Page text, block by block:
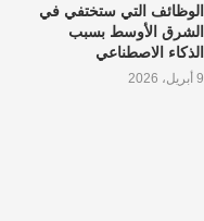
الوظائف التي ستختفي في
الشرق الأوسط بسبب
الذكاء الاصطناعي
9 أبريل، 2026